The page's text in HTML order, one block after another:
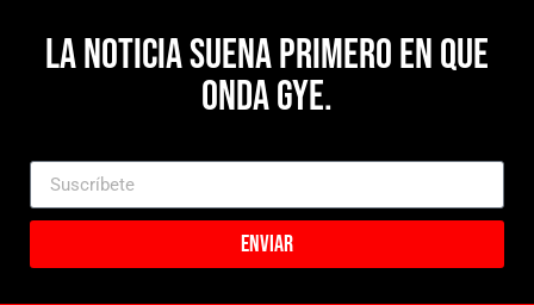
La noticia suena primero en Que
Onda Gye.
Enviar